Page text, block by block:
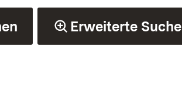
Erweiterte Suche